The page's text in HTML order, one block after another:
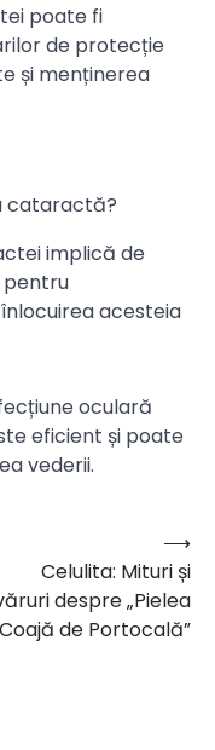
poate fi
de protecție
și menținerea
cataractă?
implică de
pentru
acesteia
oculară
eficient și poate
vederii.
Celulita: Mituri și
despre „Pielea
de Portocală”
⟶